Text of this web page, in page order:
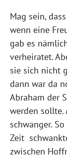
Mag sein,
wenn eine
gab es
verheiratet.
sie sich nicht
dann war da
Abraham der
werden sollte.
schwanger.
Zeit
zwischen